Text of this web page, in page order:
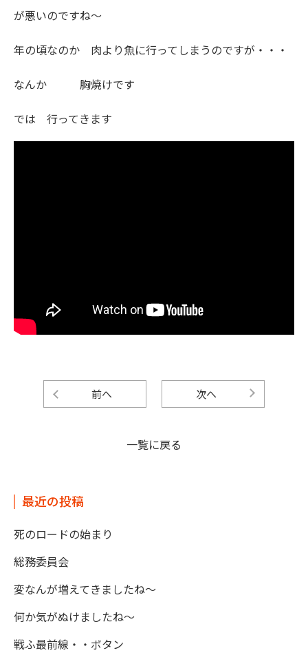
が悪いのですね～
年の頃なのか 肉より魚に行ってしまうのですが・・・
なんか 胸焼けです
では 行ってきます
前へ 次へ
一覧に戻る
最近の投稿
死のロードの始まり
総務委員会
変なんが増えてきましたね～
何か気がぬけましたね～
戦ふ最前線・・ボタン